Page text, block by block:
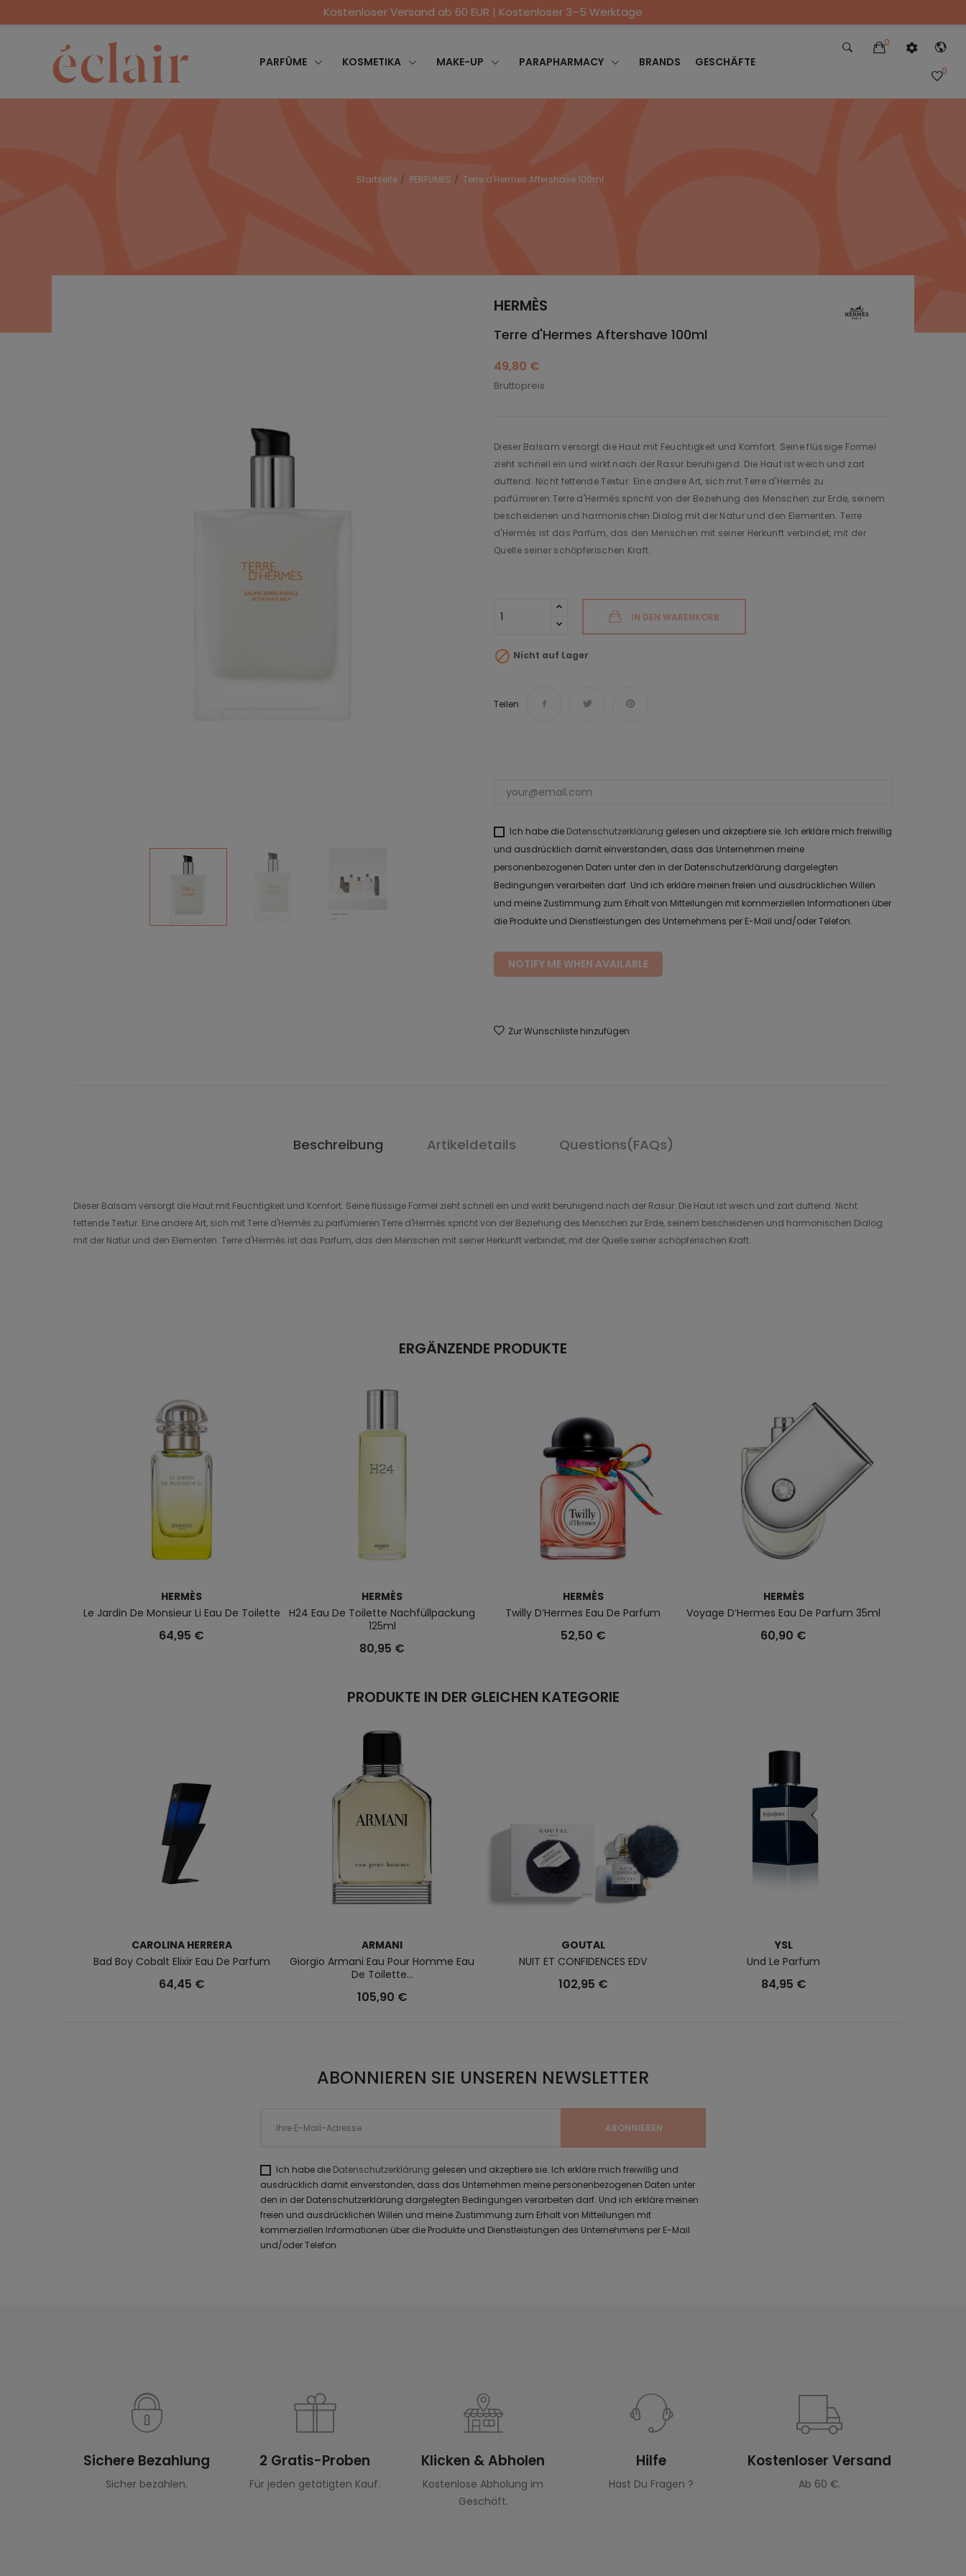
Kostenloser Versand ab 60 EUR | Kostenloser 3–5 Werktage
PARFÜME KOSMETIKA MAKE-UP PARAPHARMACY BRANDS GESCHÄFTE
0
0
Startseite PERFUMES Terre d'Hermes Aftershave 100ml
HERMÈS
Terre d'Hermes Aftershave 100ml
49,80 €
Bruttopreis
Dieser Balsam versorgt die Haut mit Feuchtigkeit und Komfort.‎ Seine flüssige Formel
zieht schnell ein und wirkt nach der Rasur beruhigend.‎ Die Haut ist weich und zart
duftend. Nicht fettende Textur. Eine andere Art, sich mit Terre d'Hermès zu
parfümieren.Terre d'Hermès spricht von der Beziehung des Menschen zur Erde, seinem
bescheidenen und harmonischen Dialog mit der Natur und den Elementen. Terre
d'Hermès ist das Parfüm, das den Menschen mit seiner Herkunft verbindet, mit der
Quelle seiner schöpferischen Kraft.
IN DEN WARENKORB
 Nicht auf Lager
Teilen
Ich habe die Datenschutzerklärung gelesen und akzeptiere sie. Ich erkläre mich freiwillig
und ausdrücklich damit einverstanden, dass das Unternehmen meine
personenbezogenen Daten unter den in der Datenschutzerklärung dargelegten
Bedingungen verarbeiten darf. Und ich erkläre meinen freien und ausdrücklichen Willen
und meine Zustimmung zum Erhalt von Mitteilungen mit kommerziellen Informationen über
die Produkte und Dienstleistungen des Unternehmens per E-Mail und/oder Telefon.
NOTIFY ME WHEN AVAILABLE
Zur Wunschliste hinzufügen
Beschreibung Artikeldetails Questions(FAQs)
Dieser Balsam versorgt die Haut mit Feuchtigkeit und Komfort.‎ Seine flüssige Formel zieht schnell ein und wirkt beruhigend nach der Rasur.‎ Die Haut ist weich und zart duftend. Nicht
fettende Textur. Eine andere Art, sich mit Terre d'Hermès zu parfümieren.Terre d'Hermès spricht von der Beziehung des Menschen zur Erde, seinem bescheidenen und harmonischen Dialog
mit der Natur und den Elementen. Terre d'Hermès ist das Parfum, das den Menschen mit seiner Herkunft verbindet, mit der Quelle seiner schöpferischen Kraft.
ERGÄNZENDE PRODUKTE
HERMÈS
Le Jardin De Monsieur Li Eau De Toilette
64,95 €
HERMÈS
H24 Eau De Toilette Nachfüllpackung
125ml
80,95 €
HERMÈS
Twilly D’Hermes Eau De Parfum
52,50 €
HERMÈS
Voyage D’Hermes Eau De Parfum 35ml
60,90 €
PRODUKTE IN DER GLEICHEN KATEGORIE
CAROLINA HERRERA
Bad Boy Cobalt Elixir Eau De Parfum
64,45 €
ARMANI
Giorgio Armani Eau Pour Homme Eau
De Toilette...
105,90 €
GOUTAL
NUIT ET CONFIDENCES EDV
102,95 €
YSL
Und Le Parfum
84,95 €
ABONNIEREN SIE UNSEREN NEWSLETTER
Ich habe die Datenschutzerklärung gelesen und akzeptiere sie. Ich erkläre mich freiwillig und
ausdrücklich damit einverstanden, dass das Unternehmen meine personenbezogenen Daten unter
den in der Datenschutzerklärung dargelegten Bedingungen verarbeiten darf. Und ich erkläre meinen
freien und ausdrücklichen Willen und meine Zustimmung zum Erhalt von Mitteilungen mit
kommerziellen Informationen über die Produkte und Dienstleistungen des Unternehmens per E-Mail
und/oder Telefon.
Sichere Bezahlung
Sicher bezahlen.
2 Gratis-Proben
Für jeden getätigten Kauf.
Klicken & Abholen
Kostenlose Abholung im
Geschäft.
Hilfe
Hast Du Fragen ?
Kostenloser Versand
Ab 60 €.